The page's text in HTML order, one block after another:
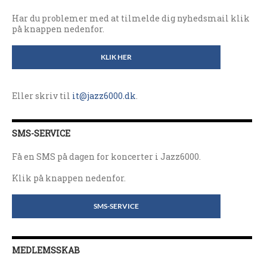
Har du problemer med at tilmelde dig nyhedsmail klik
på knappen nedenfor.
KLIK HER
Eller skriv til it@jazz6000.dk.
SMS-SERVICE
Få en SMS på dagen for koncerter i Jazz6000.
Klik på knappen nedenfor.
SMS-SERVICE
MEDLEMSSKAB